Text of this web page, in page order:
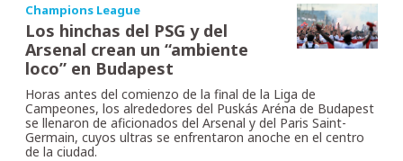
Champions League
Los hinchas del PSG y del
Arsenal crean un “ambiente
loco” en Budapest
Horas antes del comienzo de la final de la Liga de
Campeones, los alrededores del Puskás Aréna de Budapest
se llenaron de aficionados del Arsenal y del Paris Saint-
Germain, cuyos ultras se enfrentaron anoche en el centro
de la ciudad.